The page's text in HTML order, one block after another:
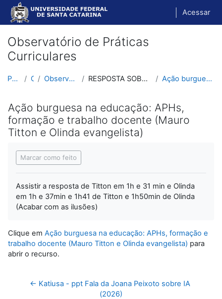
Ir para o conteúdo principal
Acessar
Observatório de Práticas
Curriculares
Página inicial Cursos Observatório de Práticas Curriculares RESPOSTA SOBRE O QUE FAZER AGORA EM MOMENTOS TÃO D... Ação burguesa na educação: APHs, formação e trabal...
Ação burguesa na educação: APHs,
formação e trabalho docente (Mauro
Titton e Olinda evangelista)
Marcar como feito
Assistir a resposta de Titton em 1h e 31 min e Olinda
em 1h e 37min e 1h41 de Titton e 1h50min de Olinda
(Acabar com as ilusões)
Clique em Ação burguesa na educação: APHs, formação e
trabalho docente (Mauro Titton e Olinda evangelista) para
abrir o recurso.
← Katiusa - ppt Fala da Joana Peixoto sobre IA
(2026)